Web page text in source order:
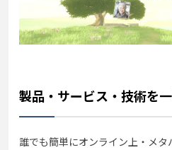
製品・サービス・技術を
誰でも簡単にオンライン上・メ